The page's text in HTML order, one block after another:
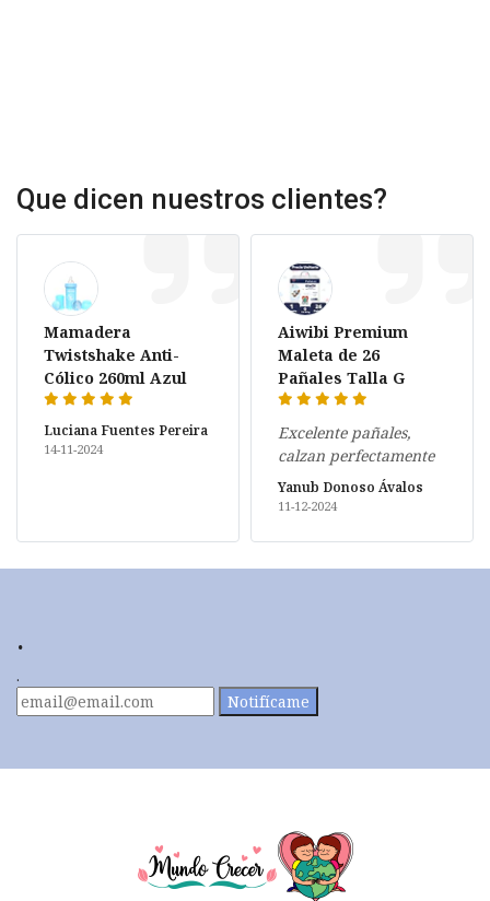
Que dicen nuestros clientes?
Mamadera
Twistshake Anti-
Cólico 260ml Azul
Luciana Fuentes Pereira
14-11-2024
Aiwibi Premium
Maleta de 26
Pañales Talla G
Excelente pañales,
calzan perfectamente
Yanub Donoso Ávalos
11-12-2024
.
.
Notifícame